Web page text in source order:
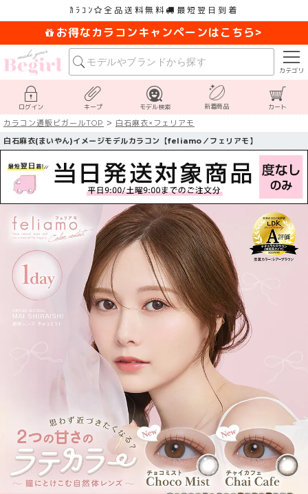
ｶﾗｺﾝ 全品送料無料 最短翌日到着
お得なカラコンキャンペーンはこちら>
カテゴリ
ログイン キープ モデル検索 新着商品 カート
カラコン通販ビガールTOP
白石麻衣×フェリアモ
白石麻衣(まいやん)イメージモデルカラコン【feliamo／フェリアモ】